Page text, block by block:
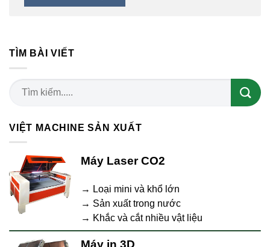
TÌM BÀI VIẾT
VIỆT MACHINE SẢN XUẤT
Máy Laser CO2
→ Loại mini và khổ lớn
→ Sản xuất trong nước
→ Khắc và cắt nhiều vật liệu
Máy in 3D